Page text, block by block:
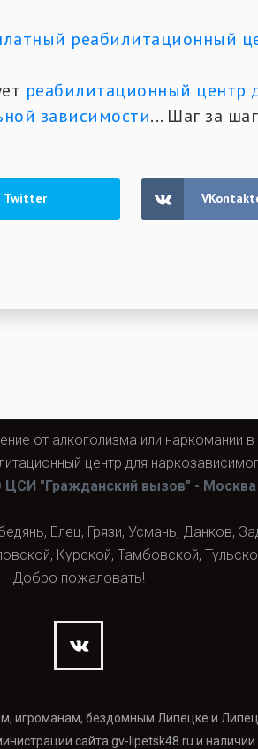
реабилитационный
реабилитационный центр
зависимости... Шаг за
Twitter
от алкоголизма или наркомании
центр для
ЦСИ "Гражданский вызов" - Москва
Елец, Грязи, Усмань, Данков,
Курской, Тамбовской,
Добро пожаловать!
игроманам, бездомным Липецке и
сайта gv-lipetsk48.ru и наличии